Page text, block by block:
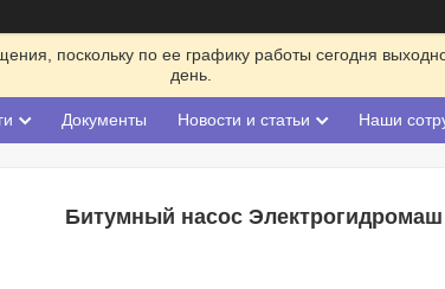
поскольку по ее графику работы сегодня
день.
Документы Новости и статьи Наши
Битумный насос